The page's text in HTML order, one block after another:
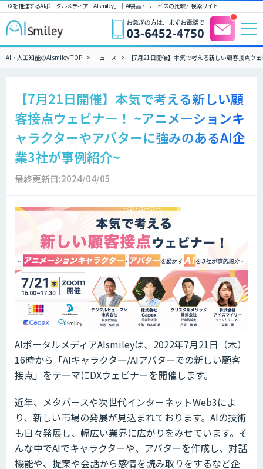
DXを推進するAIポータルメディア「AIsmiley」｜ AI製品・サービスの比較・検索サイト
AI・人工知能のAIsmiley TOP ニュース 【7月21日開催】本気で考える新しい顧客接点ウ
【7月21日開催】本気で考える新しい顧
客接点ウェビナー！ ~アニメーションキ
ャラクターやアバターに強みのあるAI企
業3社が事例紹介~
最終更新日:2024/04/05
AIポータルメディアAIsmileyは、2022年7月21日（木）
16時から「AIキャラクター/AIアバターでの新しい顧客
接点」をテーマにDXウェビナーを開催します。
近年、メタバースや次世代インターネットWeb3によ
り、新しい市場の発展が見込まれております。AIの技術
も日々発展し、幅広い業界に広がりをみせています。そ
んな中でAIでキャラクターや、アバターを作成し、対話
機能や、提案や会話から感情を読み取りをするなど企